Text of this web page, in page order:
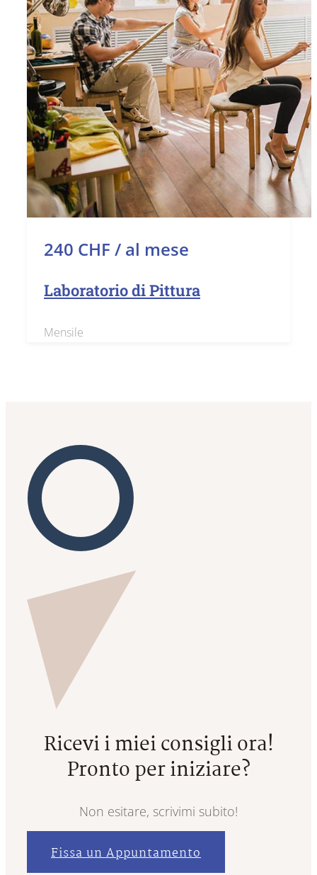
240 CHF / al mese
Laboratorio di Pittura
Mensile
Ricevi i miei consigli ora!
Pronto per iniziare?
Non esitare, scrivimi subito!
Fissa un Appuntamento